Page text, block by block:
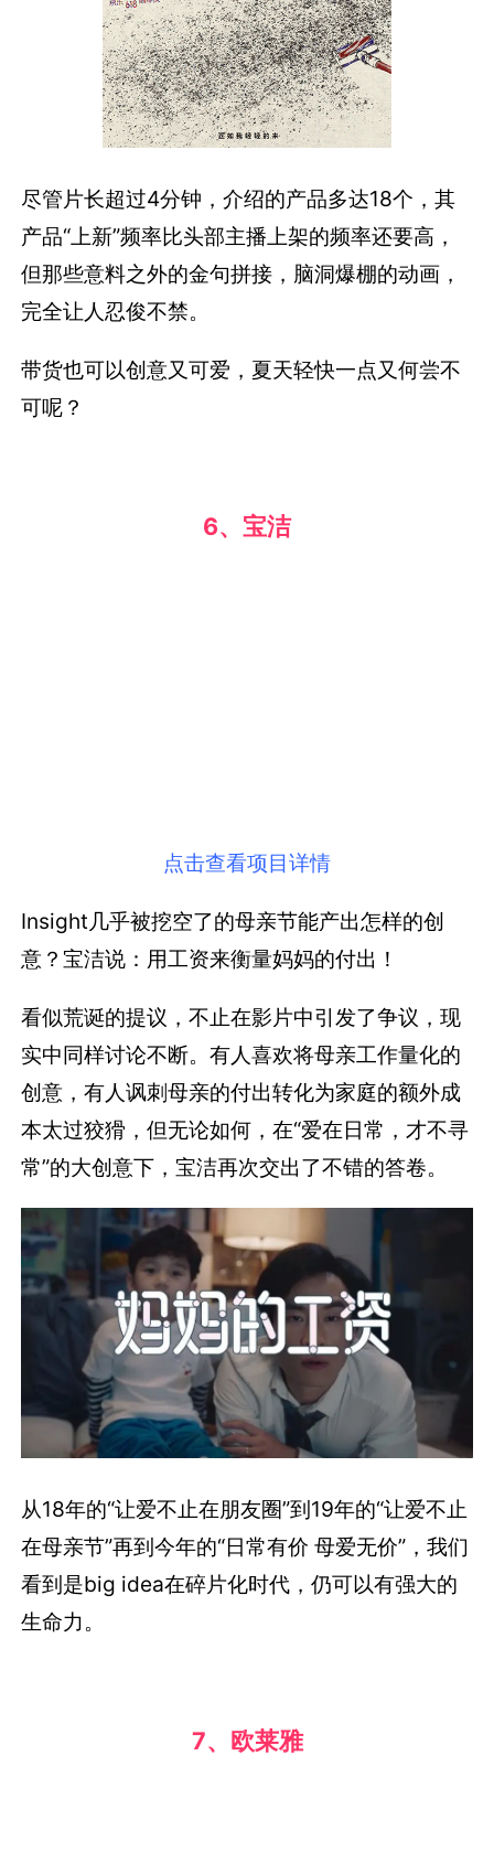
尽管片长超过4分钟，介绍的产品多达18个，其
产品“上新”频率比头部主播上架的频率还要高，
但那些意料之外的金句拼接，脑洞爆棚的动画，
完全让人忍俊不禁。
带货也可以创意又可爱，夏天轻快一点又何尝不
可呢？
实中同样讨论不断。有人喜欢将母亲工作量化的
创意，有人讽刺母亲的付出转化为家庭的额外成
本太过狡猾，但无论如何，在“爱在日常，才不寻
常”的大创意下，宝洁再次交出了不错的答卷。
从18年的“让爱不止在朋友圈”到19年的“让爱不止
在母亲节”再到今年的“日常有价 母爱无价”，我们
看到是big idea在碎片化时代，仍可以有强大的
生命力。